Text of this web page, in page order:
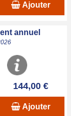
Ajouter
annuel
144,00 €
Ajouter